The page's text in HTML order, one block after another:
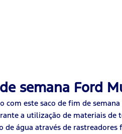
semana Ford
com este saco de fim de
a utilização de materiais
de água através de